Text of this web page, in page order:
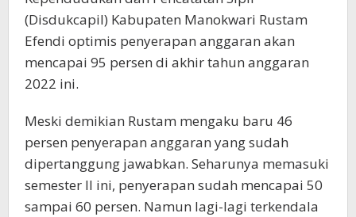
(Disdukcapil) Kabupaten Manokwari Rustam
Efendi optimis penyerapan anggaran akan
mencapai 95 persen di akhir tahun anggaran
2022 ini.
Meski demikian Rustam mengaku baru 46
persen penyerapan anggaran yang sudah
dipertanggung jawabkan. Seharunya memasuki
semester II ini, penyerapan sudah mencapai 50
sampai 60 persen. Namun lagi-lagi terkendala